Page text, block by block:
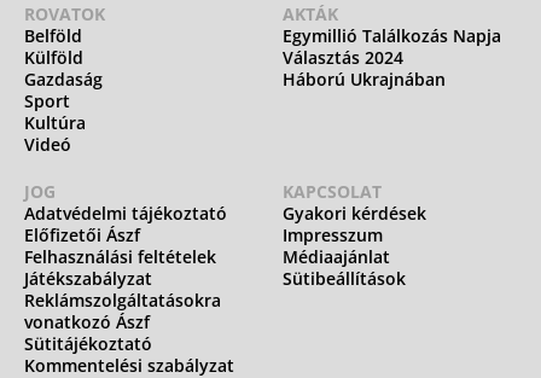
ROVATOK
Belföld
Külföld
Gazdaság
Sport
Kultúra
Videó
AKTÁK
Egymillió Találkozás Napja
Választás 2024
Háború Ukrajnában
JOG
Adatvédelmi tájékoztató
Előfizetői Ászf
Felhasználási feltételek
Játékszabályzat
Reklámszolgáltatásokra
vonatkozó Ászf
Sütitájékoztató
Kommentelési szabályzat
KAPCSOLAT
Gyakori kérdések
Impresszum
Médiaajánlat
Sütibeállítások